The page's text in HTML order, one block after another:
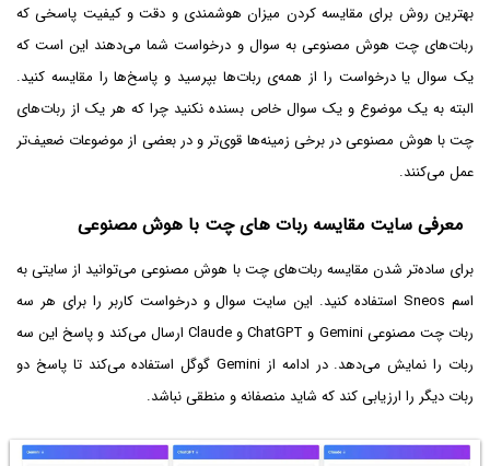
بهترین روش برای مقایسه کردن میزان هوشمندی و دقت و کیفیت پاسخی که
ربات‌های چت هوش مصنوعی به سوال و درخواست شما می‌دهند این است که
یک سوال یا درخواست را از همه‌ی ربات‌ها بپرسید و پاسخ‌ها را مقایسه کنید.
البته به یک موضوع و یک سوال خاص بسنده نکنید چرا که هر یک از ربات‌های
چت با هوش مصنوعی در برخی زمینه‌ها قوی‌تر و در بعضی از موضوعات ضعیف‌تر
عمل می‌کنند.
معرفی سایت مقایسه ربات های چت با هوش مصنوعی
برای ساده‌تر شدن مقایسه ربات‌های چت با هوش مصنوعی می‌توانید از سایتی به
اسم Sneos استفاده کنید. این سایت سوال و درخواست کاربر را برای هر سه
ربات چت مصنوعی Gemini و ChatGPT و Claude ارسال می‌کند و پاسخ این سه
ربات را نمایش می‌دهد. در ادامه از Gemini گوگل استفاده می‌کند تا پاسخ دو
ربات دیگر را ارزیابی کند که شاید منصفانه و منطقی نباشد.